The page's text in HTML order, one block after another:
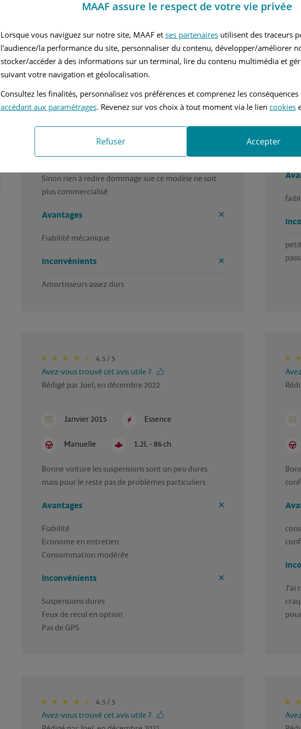
Avez-vous trouvé cet avis utile ?
Rédigé par Joel, en décembre 2023
Janvier 2015 Essence
Manuelle
Très bonne voiture
Sinon rien à redire dommage sue ce modèle ne soit
plus commercialisé
Avantages
Inconvénients
Amortisseurs assez durs
4.5 / 5
Avez-vous trouvé cet avis utile ?
Rédigé par Joel, en décembre 2022
Janvier 2015 Essence
Manuelle 1.2L - 86 ch
Bonne voiture les suspensions sont un peu dures
mais pour le reste pas de problèmes particuliers
Avantages
Fiabilité
Econome en entretien
Consommation modérée
Inconvénients
Suspensions dures
Feux de recul en option
J'ai
4.5 / 5
Avez-vous trouvé cet avis utile ?
MAAF assure le respect de votre vie privée
Lorsque vous naviguez sur notre site, MAAF et ses partenairesutilisent des traceurs
l'audience/la performance du site, personnaliser du contenu, développer/améliorer
stocker/accéder à des informations sur un terminal, lire du contenu multimédia et
suivant votre navigation et géolocalisation.
Consultez les finalités, personnalisez vos préférences et comprenez les
accédant aux paramétrages. Revenez sur vos choix à tout moment via le lien cookies
Refuser Accepter